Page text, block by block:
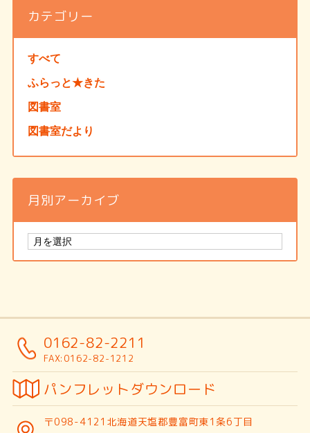
カテゴリー
すべて
ふらっと★きた
図書室
図書室だより
月別アーカイブ
0162-82-2211
FAX:0162-82-1212
パンフレットダウンロード
〒098-4121北海道天塩郡豊富町東1条6丁目